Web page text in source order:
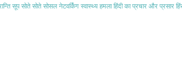
सूप सोते सोते सोसल नेटवर्किंग स्वास्थ्य हमला हिंदी का प्रचार और प्रसार